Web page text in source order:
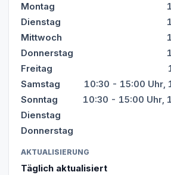
Montag
Dienstag
Mittwoch
Donnerstag
Freitag
Samstag
10:30 - 15:00 Uhr,
Sonntag
10:30 - 15:00 Uhr,
Dienstag
Donnerstag
AKTUALISIERUNG
Täglich aktualisiert